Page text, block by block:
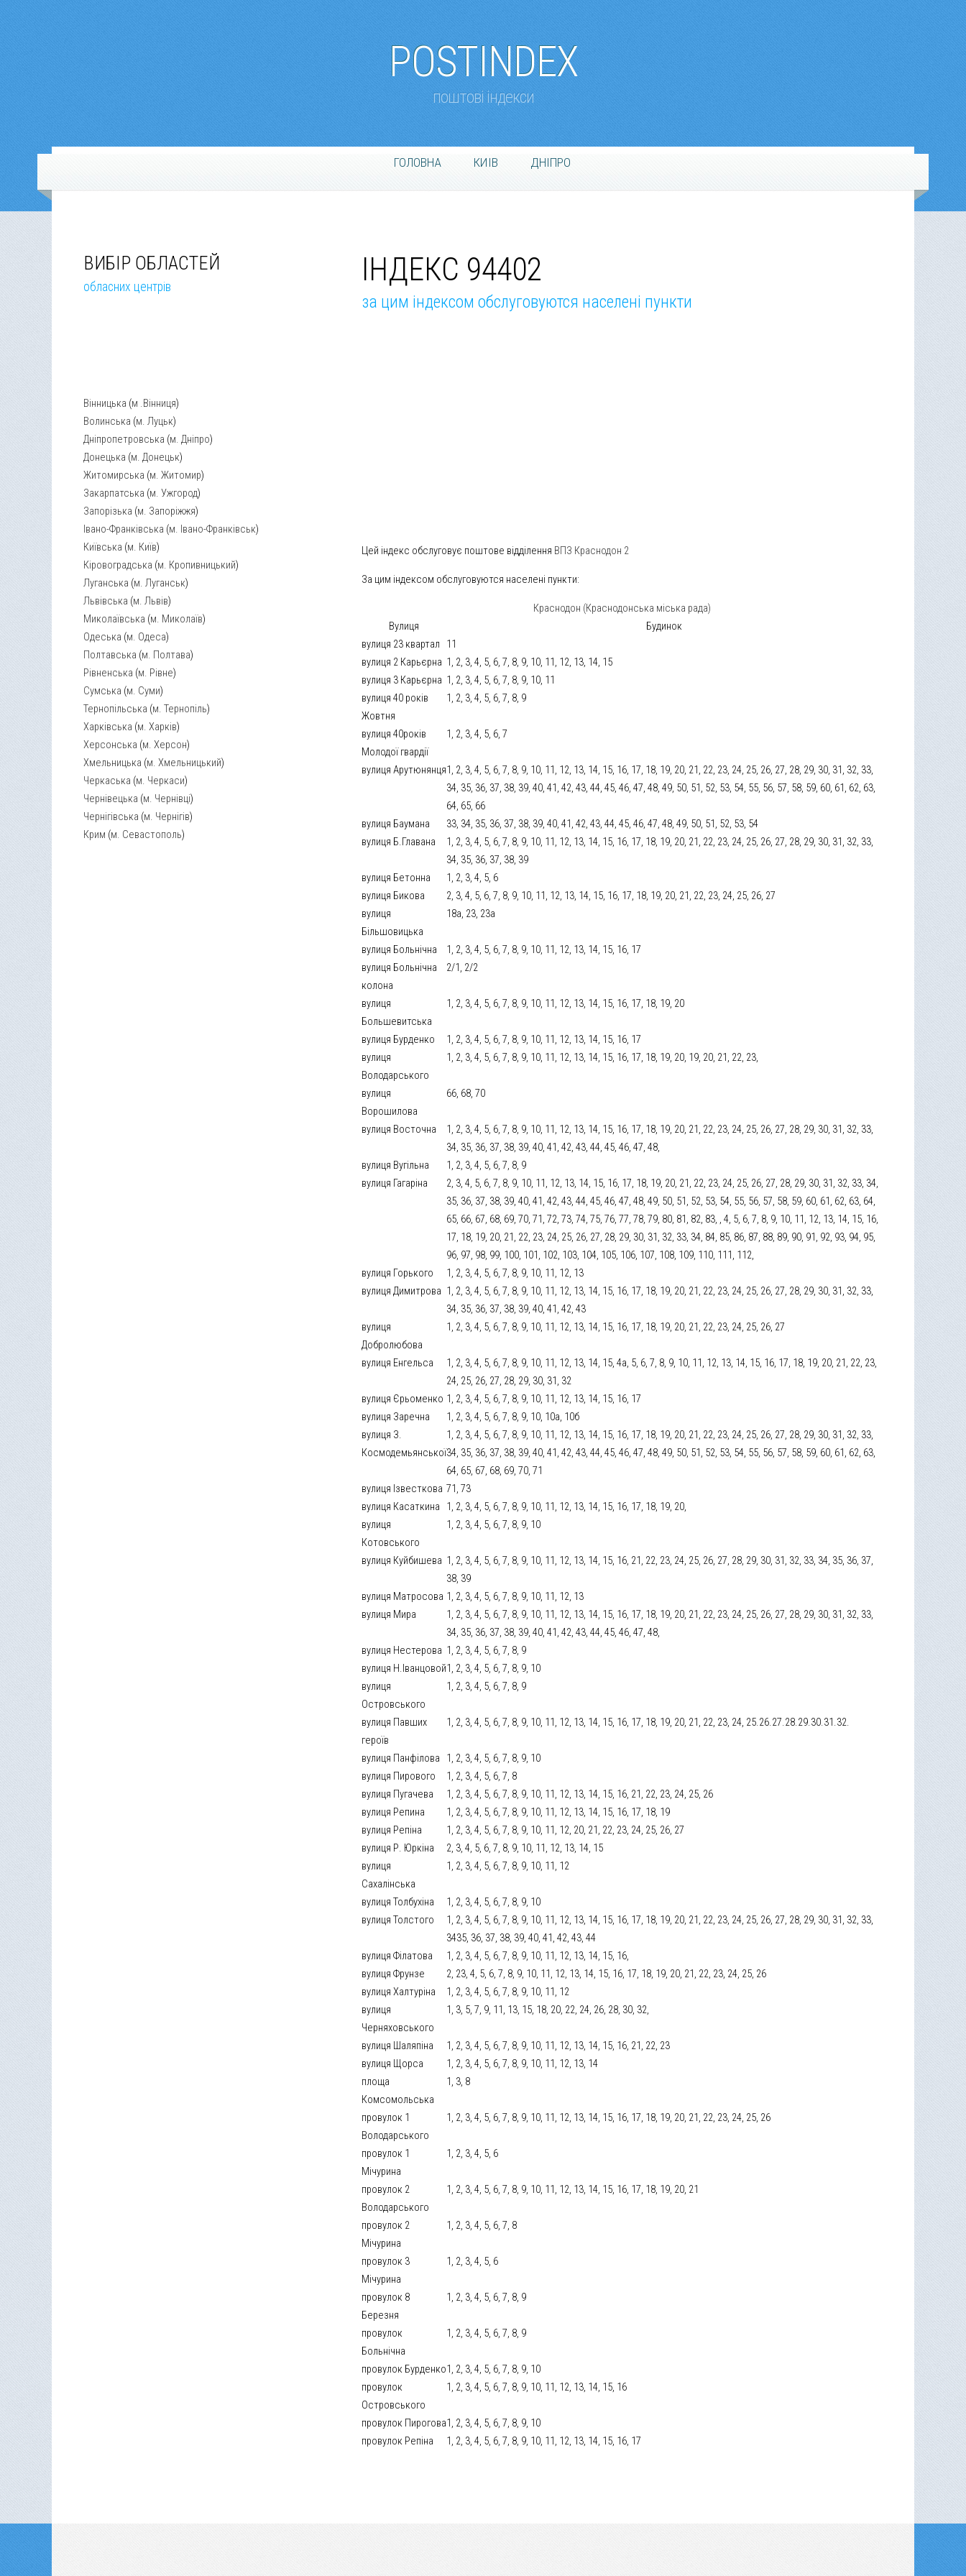
POSTINDEX
поштові індекси
ГОЛОВНА КИІВ ДНІПРО
ВИБІР ОБЛАСТЕЙ
обласних центрів
Вінницька (м .Вінниця)
Волинська (м. Луцьк)
Дніпропетровська (м. Дніпро)
Донецька (м. Донецьк)
Житомирська (м. Житомир)
Закарпатська (м. Ужгород)
Запорізька (м. Запоріжжя)
Івано-Франківська (м. Івано-Франківськ)
Київська (м. Київ)
Кіровоградська (м. Кропивницький)
Луганська (м. Луганськ)
Львівська (м. Львів)
Миколаївська (м. Миколаїв)
Одеська (м. Одеса)
Полтавська (м. Полтава)
Рівненська (м. Рівне)
Сумська (м. Суми)
Тернопільська (м. Тернопіль)
Харківська (м. Харків)
Херсонська (м. Херсон)
Хмельницька (м. Хмельницький)
Черкаська (м. Черкаси)
Чернівецька (м. Чернівці)
Чернігівська (м. Чернігів)
Крим (м. Севастополь)
ІНДЕКС 94402
за цим індексом обслуговуются населені пункти
Цей індекс обслуговує поштове відділення ВПЗ Краснодон 2
За цим індексом обслуговуются населені пункти:
Краснодон (Краснодонська міська рада)
Вулиця
Будинок
вулиця 23 квартал
11
вулиця 2 Карьєрна 1, 2, 3, 4, 5, 6, 7, 8, 9, 10, 11, 12, 13, 14, 15
вулиця 3 Карьєрна 1, 2, 3, 4, 5, 6, 7, 8, 9, 10, 11
вулиця 40 років
Жовтня
1, 2, 3, 4, 5, 6, 7, 8, 9
вулиця 40років
Молодої гвардії
1, 2, 3, 4, 5, 6, 7
вулиця Арутюнянця1, 2, 3, 4, 5, 6, 7, 8, 9, 10, 11, 12, 13, 14, 15, 16, 17, 18, 19, 20, 21, 22, 23, 24, 25, 26, 27, 28, 29, 30, 31, 32, 33,
34, 35, 36, 37, 38, 39, 40, 41, 42, 43, 44, 45, 46, 47, 48, 49, 50, 51, 52, 53, 54, 55, 56, 57, 58, 59, 60, 61, 62, 63,
64, 65, 66
вулиця Баумана
33, 34, 35, 36, 37, 38, 39, 40, 41, 42, 43, 44, 45, 46, 47, 48, 49, 50, 51, 52, 53, 54
вулиця Б.Главана
1, 2, 3, 4, 5, 6, 7, 8, 9, 10, 11, 12, 13, 14, 15, 16, 17, 18, 19, 20, 21, 22, 23, 24, 25, 26, 27, 28, 29, 30, 31, 32, 33,
34, 35, 36, 37, 38, 39
вулиця Бетонна
1, 2, 3, 4, 5, 6
вулиця Бикова
2, 3, 4, 5, 6, 7, 8, 9, 10, 11, 12, 13, 14, 15, 16, 17, 18, 19, 20, 21, 22, 23, 24, 25, 26, 27
вулиця
Більшовицька
18а, 23, 23а
вулиця Больнічна
1, 2, 3, 4, 5, 6, 7, 8, 9, 10, 11, 12, 13, 14, 15, 16, 17
вулиця Больнічна
колона
2/1, 2/2
вулиця
Большевитська
1, 2, 3, 4, 5, 6, 7, 8, 9, 10, 11, 12, 13, 14, 15, 16, 17, 18, 19, 20
вулиця Бурденко
1, 2, 3, 4, 5, 6, 7, 8, 9, 10, 11, 12, 13, 14, 15, 16, 17
вулиця
Володарського
1, 2, 3, 4, 5, 6, 7, 8, 9, 10, 11, 12, 13, 14, 15, 16, 17, 18, 19, 20, 19, 20, 21, 22, 23,
вулиця
Ворошилова
66, 68, 70
вулиця Восточна
1, 2, 3, 4, 5, 6, 7, 8, 9, 10, 11, 12, 13, 14, 15, 16, 17, 18, 19, 20, 21, 22, 23, 24, 25, 26, 27, 28, 29, 30, 31, 32, 33,
34, 35, 36, 37, 38, 39, 40, 41, 42, 43, 44, 45, 46, 47, 48,
вулиця Вугільна
1, 2, 3, 4, 5, 6, 7, 8, 9
вулиця Гагаріна
2, 3, 4, 5, 6, 7, 8, 9, 10, 11, 12, 13, 14, 15, 16, 17, 18, 19, 20, 21, 22, 23, 24, 25, 26, 27, 28, 29, 30, 31, 32, 33, 34,
35, 36, 37, 38, 39, 40, 41, 42, 43, 44, 45, 46, 47, 48, 49, 50, 51, 52, 53, 54, 55, 56, 57, 58, 59, 60, 61, 62, 63, 64,
65, 66, 67, 68, 69, 70, 71, 72, 73, 74, 75, 76, 77, 78, 79, 80, 81, 82, 83, , 4, 5, 6, 7, 8, 9, 10, 11, 12, 13, 14, 15, 16,
17, 18, 19, 20, 21, 22, 23, 24, 25, 26, 27, 28, 29, 30, 31, 32, 33, 34, 84, 85, 86, 87, 88, 89, 90, 91, 92, 93, 94, 95,
96, 97, 98, 99, 100, 101, 102, 103, 104, 105, 106, 107, 108, 109, 110, 111, 112,
вулиця Горького
1, 2, 3, 4, 5, 6, 7, 8, 9, 10, 11, 12, 13
вулиця Димитрова 1, 2, 3, 4, 5, 6, 7, 8, 9, 10, 11, 12, 13, 14, 15, 16, 17, 18, 19, 20, 21, 22, 23, 24, 25, 26, 27, 28, 29, 30, 31, 32, 33,
34, 35, 36, 37, 38, 39, 40, 41, 42, 43
вулиця
Добролюбова
1, 2, 3, 4, 5, 6, 7, 8, 9, 10, 11, 12, 13, 14, 15, 16, 17, 18, 19, 20, 21, 22, 23, 24, 25, 26, 27
вулиця Енгельса
1, 2, 3, 4, 5, 6, 7, 8, 9, 10, 11, 12, 13, 14, 15, 4а, 5, 6, 7, 8, 9, 10, 11, 12, 13, 14, 15, 16, 17, 18, 19, 20, 21, 22, 23,
24, 25, 26, 27, 28, 29, 30, 31, 32
вулиця Єрьоменко 1, 2, 3, 4, 5, 6, 7, 8, 9, 10, 11, 12, 13, 14, 15, 16, 17
вулиця Заречна
1, 2, 3, 4, 5, 6, 7, 8, 9, 10, 10а, 10б
вулиця З.
Космодемьянської
1, 2, 3, 4, 5, 6, 7, 8, 9, 10, 11, 12, 13, 14, 15, 16, 17, 18, 19, 20, 21, 22, 23, 24, 25, 26, 27, 28, 29, 30, 31, 32, 33,
34, 35, 36, 37, 38, 39, 40, 41, 42, 43, 44, 45, 46, 47, 48, 49, 50, 51, 52, 53, 54, 55, 56, 57, 58, 59, 60, 61, 62, 63,
64, 65, 67, 68, 69, 70, 71
вулиця Ізвесткова 71, 73
вулиця Касаткина
1, 2, 3, 4, 5, 6, 7, 8, 9, 10, 11, 12, 13, 14, 15, 16, 17, 18, 19, 20,
вулиця
Котовського
1, 2, 3, 4, 5, 6, 7, 8, 9, 10
вулиця Куйбишева 1, 2, 3, 4, 5, 6, 7, 8, 9, 10, 11, 12, 13, 14, 15, 16, 21, 22, 23, 24, 25, 26, 27, 28, 29, 30, 31, 32, 33, 34, 35, 36, 37,
38, 39
вулиця Матросова 1, 2, 3, 4, 5, 6, 7, 8, 9, 10, 11, 12, 13
вулиця Мира
1, 2, 3, 4, 5, 6, 7, 8, 9, 10, 11, 12, 13, 14, 15, 16, 17, 18, 19, 20, 21, 22, 23, 24, 25, 26, 27, 28, 29, 30, 31, 32, 33,
34, 35, 36, 37, 38, 39, 40, 41, 42, 43, 44, 45, 46, 47, 48,
вулиця Нестерова 1, 2, 3, 4, 5, 6, 7, 8, 9
вулиця Н.Іванцовой1, 2, 3, 4, 5, 6, 7, 8, 9, 10
вулиця
Островського
1, 2, 3, 4, 5, 6, 7, 8, 9
вулиця Павших
героїв
1, 2, 3, 4, 5, 6, 7, 8, 9, 10, 11, 12, 13, 14, 15, 16, 17, 18, 19, 20, 21, 22, 23, 24, 25.26.27.28.29.30.31.32.
вулиця Панфілова
1, 2, 3, 4, 5, 6, 7, 8, 9, 10
вулиця Пирового
1, 2, 3, 4, 5, 6, 7, 8
вулиця Пугачева
1, 2, 3, 4, 5, 6, 7, 8, 9, 10, 11, 12, 13, 14, 15, 16, 21, 22, 23, 24, 25, 26
вулиця Репина
1, 2, 3, 4, 5, 6, 7, 8, 9, 10, 11, 12, 13, 14, 15, 16, 17, 18, 19
вулиця Репіна
1, 2, 3, 4, 5, 6, 7, 8, 9, 10, 11, 12, 20, 21, 22, 23, 24, 25, 26, 27
вулиця Р. Юркіна
2, 3, 4, 5, 6, 7, 8, 9, 10, 11, 12, 13, 14, 15
вулиця
Сахалінська
1, 2, 3, 4, 5, 6, 7, 8, 9, 10, 11, 12
вулиця Толбухіна
1, 2, 3, 4, 5, 6, 7, 8, 9, 10
вулиця Толстого
1, 2, 3, 4, 5, 6, 7, 8, 9, 10, 11, 12, 13, 14, 15, 16, 17, 18, 19, 20, 21, 22, 23, 24, 25, 26, 27, 28, 29, 30, 31, 32, 33,
3435, 36, 37, 38, 39, 40, 41, 42, 43, 44
вулиця Філатова
1, 2, 3, 4, 5, 6, 7, 8, 9, 10, 11, 12, 13, 14, 15, 16,
вулиця Фрунзе
2, 23, 4, 5, 6, 7, 8, 9, 10, 11, 12, 13, 14, 15, 16, 17, 18, 19, 20, 21, 22, 23, 24, 25, 26
вулиця Халтуріна
1, 2, 3, 4, 5, 6, 7, 8, 9, 10, 11, 12
вулиця
Черняховського
1, 3, 5, 7, 9, 11, 13, 15, 18, 20, 22, 24, 26, 28, 30, 32,
вулиця Шаляпіна
1, 2, 3, 4, 5, 6, 7, 8, 9, 10, 11, 12, 13, 14, 15, 16, 21, 22, 23
вулиця Щорса
1, 2, 3, 4, 5, 6, 7, 8, 9, 10, 11, 12, 13, 14
площа
Комсомольська
1, 3, 8
провулок 1
Володарського
1, 2, 3, 4, 5, 6, 7, 8, 9, 10, 11, 12, 13, 14, 15, 16, 17, 18, 19, 20, 21, 22, 23, 24, 25, 26
провулок 1
Мічурина
1, 2, 3, 4, 5, 6
провулок 2
Володарського
1, 2, 3, 4, 5, 6, 7, 8, 9, 10, 11, 12, 13, 14, 15, 16, 17, 18, 19, 20, 21
провулок 2
Мічурина
1, 2, 3, 4, 5, 6, 7, 8
провулок 3
Мічурина
1, 2, 3, 4, 5, 6
провулок 8
Березня
1, 2, 3, 4, 5, 6, 7, 8, 9
провулок
Больнічна
1, 2, 3, 4, 5, 6, 7, 8, 9
провулок Бурденко1, 2, 3, 4, 5, 6, 7, 8, 9, 10
провулок
Островського
1, 2, 3, 4, 5, 6, 7, 8, 9, 10, 11, 12, 13, 14, 15, 16
провулок Пирогова1, 2, 3, 4, 5, 6, 7, 8, 9, 10
провулок Репіна
1, 2, 3, 4, 5, 6, 7, 8, 9, 10, 11, 12, 13, 14, 15, 16, 17